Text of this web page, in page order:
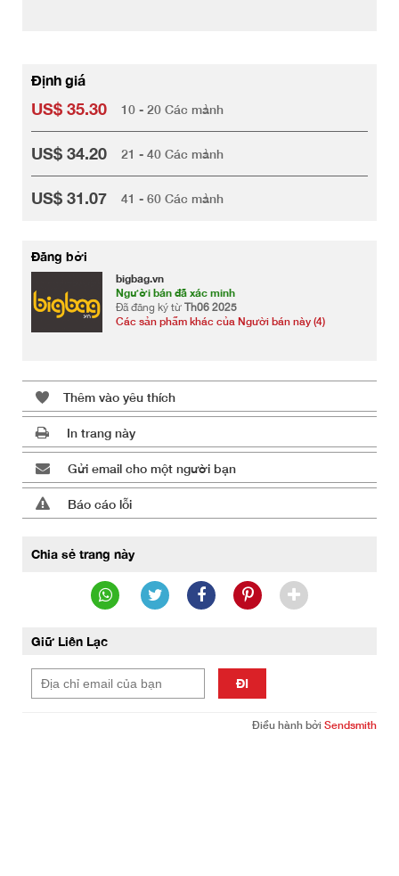
Định giá
US$ 35.30 10 - 20 Các mảnh
US$ 34.20 21 - 40 Các mảnh
US$ 31.07 41 - 60 Các mảnh
Đăng bởi
bigbag.vn
Người bán đã xác minh
Đã đăng ký từ Th06 2025
Các sản phẩm khác của Người bán này (4)
Thêm vào yêu thích
In trang này
Gửi email cho một người bạn
Báo cáo lỗi
Chia sẻ trang này
Giữ Liên Lạc
ĐI
Điều hành bởi Sendsmith